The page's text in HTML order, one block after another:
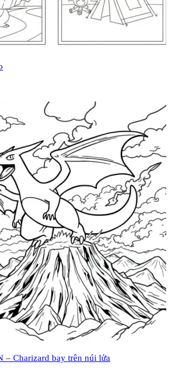
– Charizard bay trên núi lửa